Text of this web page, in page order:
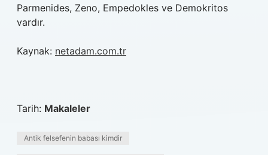
Parmenides, Zeno, Empedokles ve Demokritos
vardır.
Kaynak: netadam.com.tr
Tarih: Makaleler
Antik felsefenin babası kimdir